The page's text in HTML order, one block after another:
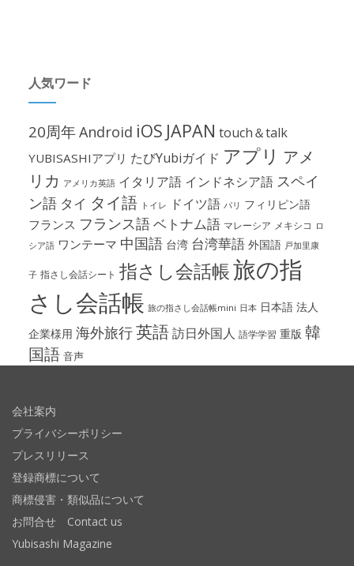
人気ワード
20周年Android iOS JAPAN touch＆talk
YUBISASHIアプリ たびYubiガイド アプリ アメ
リカ アメリカ英語 イタリア語 インドネシア語 スペイ
ン語 タイ タイ語 トイレ ドイツ語 パリ フィリピン語
フランス フランス語ベトナム語 マレーシア メキシコ ロ
シア語 ワンテーマ 中国語 台湾 台湾華語 外国語 戸加里康
子 指さし会話シート 指さし会話帳旅の指
さし会話帳 旅の指さし会話帳mini 日本 日本語 法人
企業様用 海外旅行英語訪日外国人 語学学習 重版 韓
国語 音声
会社案内
プライバシーポリシー
プレスリリース
登録商標について
商標侵害・類似品について
お問合せ Contact us
Yubisashi Magazine